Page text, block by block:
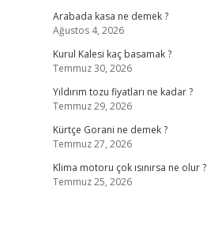
Arabada kasa ne demek ?
Ağustos 4, 2026
Kurul Kalesi kaç basamak ?
Temmuz 30, 2026
Yıldırım tozu fiyatları ne kadar ?
Temmuz 29, 2026
Kürtçe Gorani ne demek ?
Temmuz 27, 2026
Klima motoru çok ısınırsa ne olur ?
Temmuz 25, 2026